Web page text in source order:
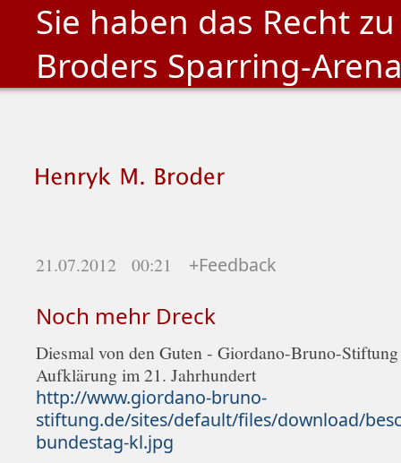
Sie haben das Recht
Broders Sparring-
21.07.2012 00:21 +Feedback
Noch mehr Dreck
Diesmal von den Guten - Giordano-Bruno-
Aufklärung im 21. Jahrhundert
http://www.giordano-bruno-
stiftung.de/sites/default/files/download/
bundestag-kl.jpg